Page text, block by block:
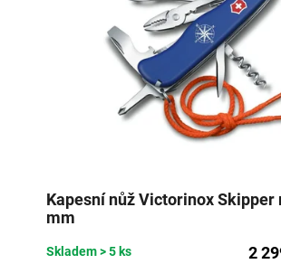
Kapesní nůž Victorinox Skipper
mm
Skladem> 5 ks 2